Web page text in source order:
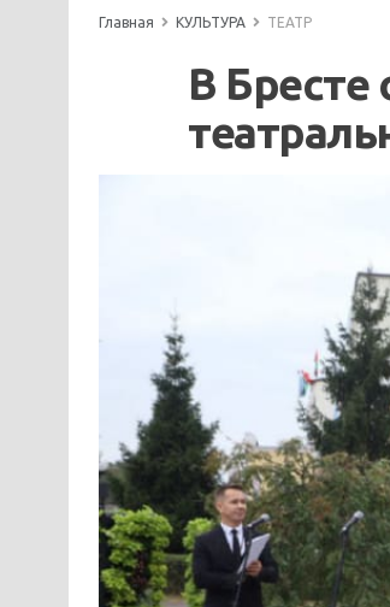
Главная КУЛЬТУРА ТЕАТР
В